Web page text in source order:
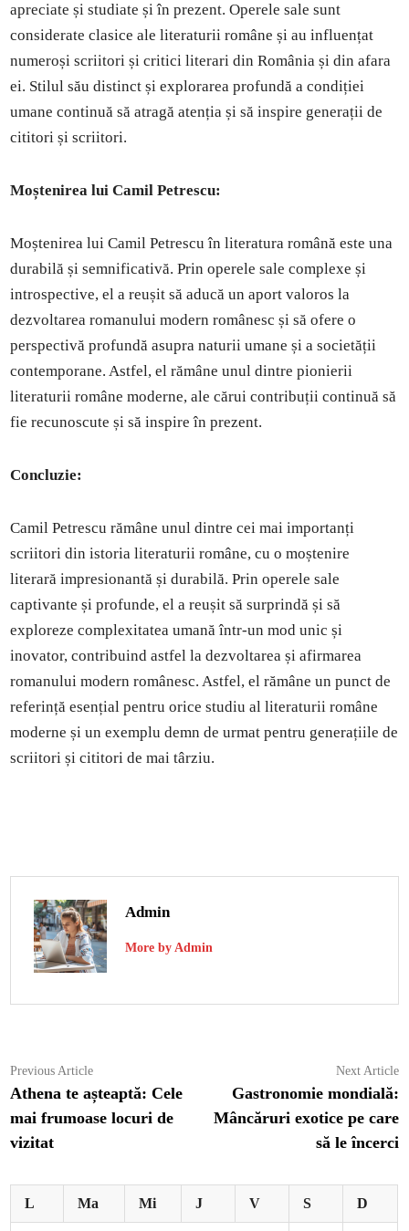
apreciate și studiate și în prezent. Operele sale sunt
considerate clasice ale literaturii române și au influențat
numeroși scriitori și critici literari din România și din afara
ei. Stilul său distinct și explorarea profundă a condiției
umane continuă să atragă atenția și să inspire generații de
cititori și scriitori.
Moștenirea lui Camil Petrescu:
Moștenirea lui Camil Petrescu în literatura română este una
durabilă și semnificativă. Prin operele sale complexe și
introspective, el a reușit să aducă un aport valoros la
dezvoltarea romanului modern românesc și să ofere o
perspectivă profundă asupra naturii umane și a societății
contemporane. Astfel, el rămâne unul dintre pionierii
literaturii române moderne, ale cărui contribuții continuă să
fie recunoscute și să inspire în prezent.
Concluzie:
Camil Petrescu rămâne unul dintre cei mai importanți
scriitori din istoria literaturii române, cu o moștenire
literară impresionantă și durabilă. Prin operele sale
captivante și profunde, el a reușit să surprindă și să
exploreze complexitatea umană într-un mod unic și
inovator, contribuind astfel la dezvoltarea și afirmarea
romanului modern românesc. Astfel, el rămâne un punct de
referință esențial pentru orice studiu al literaturii române
moderne și un exemplu demn de urmat pentru generațiile de
scriitori și cititori de mai târziu.
Admin
More by Admin
Navigare
în
articole
Previous ArticlePrevious
article:
Athena te așteaptă: Cele
mai frumoase locuri de
vizitat
Next Article
Gastronomie mondială:
Mâncăruri exotice pe care
să le încerci
L Ma Mi J V S D